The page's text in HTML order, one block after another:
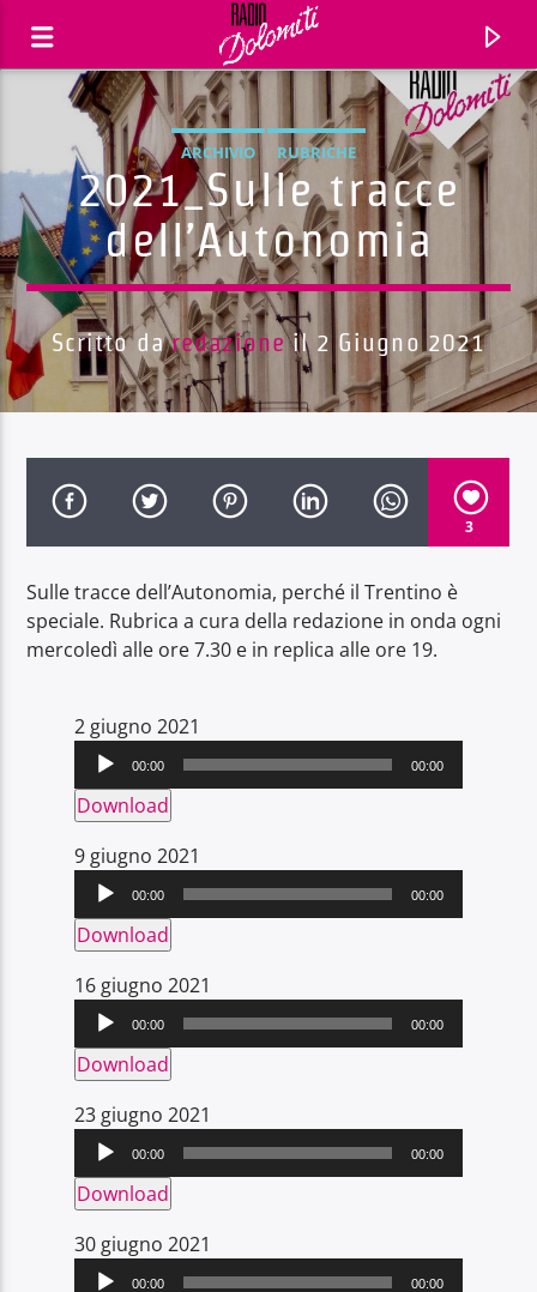
Titolo
Artista
ARCHIVIO RUBRICHE
2021_Sulle tracce
dell’Autonomia
Scritto daredazioneil 2 Giugno 2021
3
Sulle tracce dell’Autonomia, perché il Trentino è
speciale. Rubrica a cura della redazione in onda ogni
mercoledì alle ore 7.30 e in replica alle ore 19.
2 giugno 2021
Player
00:00 00:00
Download
9 giugno 2021
Player
00:00 00:00
Download
16 giugno 2021
Player
00:00 00:00
Download
23 giugno 2021
Player
00:00 00:00
Download
30 giugno 2021
Player
00:00 00:00